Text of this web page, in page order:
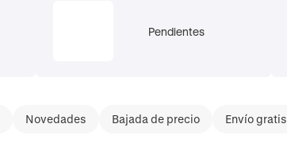
Pendientes
Novedades Bajada de precio Envío gratis